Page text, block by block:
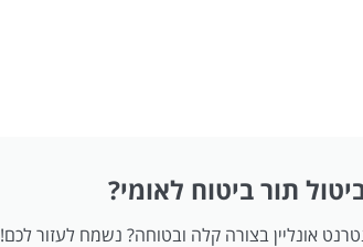
תור ביטוח לאומי?
אונליין בצורה קלה ובטוחה? נשמח לעזור לכם!